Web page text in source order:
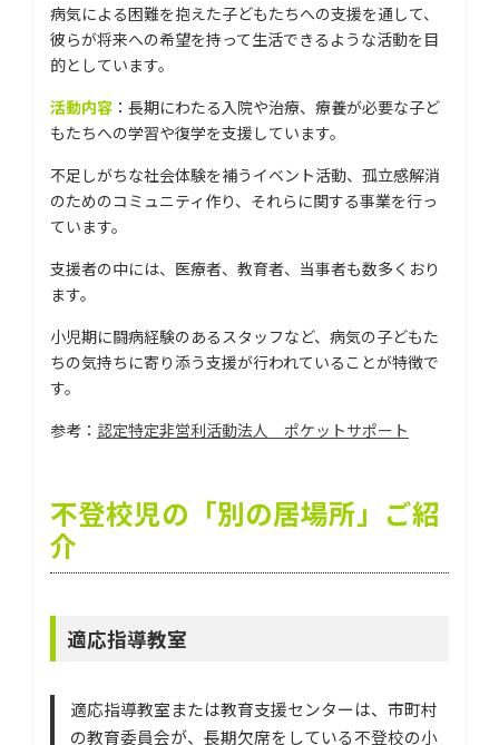
病気による困難を抱えた子どもたちへの支援を通して、
彼らが将来への希望を持って生活できるような活動を目
的としています。
活動内容 ：長期にわたる入院や治療、療養が必要な子ど
もたちへの学習や復学を支援しています。
不足しがちな社会体験を補うイベント活動、孤立感解消
のためのコミュニティ作り、それらに関する事業を行っ
ています。
支援者の中には、医療者、教育者、当事者も数多くおり
ます。
小児期に闘病経験のあるスタッフなど、病気の子どもた
ちの気持ちに寄り添う支援が行われていることが特徴で
す。
参考： 認定特定非営利活動法人 ポケットサポート
不登校児の「別の居場所」ご紹
介
適応指導教室
適応指導教室または教育支援センターは、市町村
の教育委員会が、長期欠席をしている不登校の小